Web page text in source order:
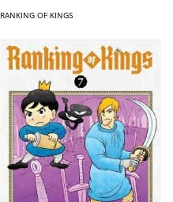
RANKING OF KINGS